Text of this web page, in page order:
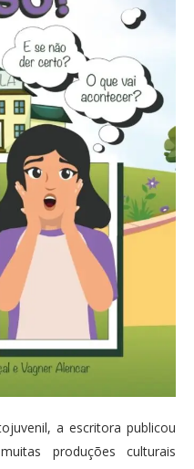
a escritora publicou
produções culturais